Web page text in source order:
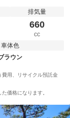
排気量
660
cc
車体色
ラウン
費用、リサイクル預託金
価格になります。